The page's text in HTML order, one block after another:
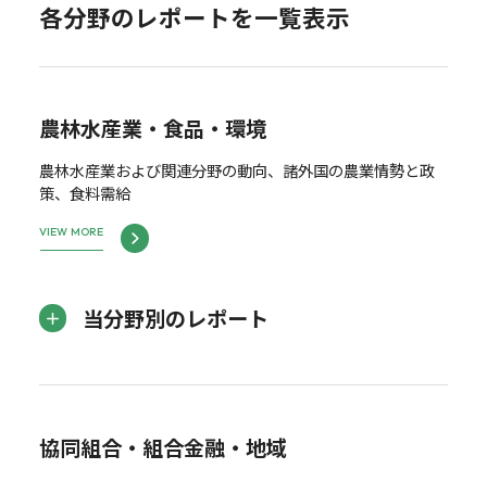
各分野のレポートを一覧表示
農林水産業・食品・環境
農林水産業および関連分野の動向、諸外国の農業情勢と政
策、食料需給
VIEW MORE
当分野別のレポート
協同組合・組合金融・地域